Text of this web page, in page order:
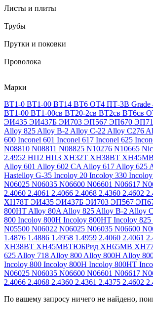
Листы и плиты
Трубы
Прутки и поковки
Проволока
Марки
ВТ1-0 ВТ1-00 ВТ14 ВТ6 ОТ4 ПТ-3В Grade
ВТ1-00 ВТ1-00св ВТ20-2св ВТ2св ВТ6св
ЭИ435 ЭИ437Б ЭИ703 ЭП567 ЭП670
Alloy 825 Alloy B-2 Alloy C-22 Alloy C276
600 Inconel 601 Inconel 617 Inconel 625
N08810 N08811 N08825 N10276 N10665
2.4952 НП2 НП3 ХН32Т ХН38ВТ
Alloy 601 Alloy 602 CA Alloy 617 Alloy 625
Hastelloy G-35 Incoloy 20 Incoloy 330
N06025 N06035 N06600 N06601 N06617
2.4060 2.4061 2.4066 2.4068 2.4360 2.4602
ХН78Т ЭИ435 ЭИ437Б ЭИ703 ЭП567
800HT Alloy 80A Alloy 825 Alloy B-2 Alloy
800 Incoloy 800H Incoloy 800HT Incoloy 825
N05500 N06022 N06025 N06035 N06600
1.4876 1.4886 1.4958 1.4959 2.4060 2.4061
ХН38ВТ ХН45МВТЮБРид ХН65МВ
625 Alloy 718 Alloy 800 Alloy 800H Alloy
Incoloy 800 Incoloy 800H Incoloy 800HT
N06025 N06035 N06600 N06601 N06617
2.4066 2.4068 2.4360 2.4361 2.4375 2.4602
По вашему запросу ничего не найдено,